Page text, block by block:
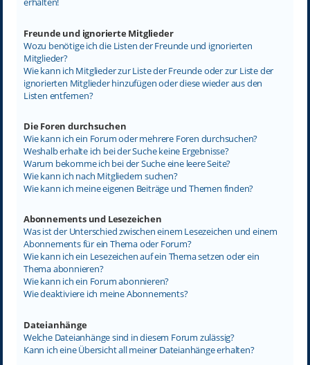
Freunde und ignorierte Mitglieder
Wozu benötige ich die Listen der Freunde und ignorierten
Mitglieder?
Wie kann ich Mitglieder zur Liste der Freunde oder zur Liste der
ignorierten Mitglieder hinzufügen oder diese wieder aus den
Listen entfernen?
Die Foren durchsuchen
Wie kann ich ein Forum oder mehrere Foren durchsuchen?
Weshalb erhalte ich bei der Suche keine Ergebnisse?
Warum bekomme ich bei der Suche eine leere Seite?
Wie kann ich nach Mitgliedern suchen?
Wie kann ich meine eigenen Beiträge und Themen finden?
Abonnements und Lesezeichen
Was ist der Unterschied zwischen einem Lesezeichen und einem
Abonnements für ein Thema oder Forum?
Wie kann ich ein Lesezeichen auf ein Thema setzen oder ein
Thema abonnieren?
Wie kann ich ein Forum abonnieren?
Wie deaktiviere ich meine Abonnements?
Dateianhänge
Welche Dateianhänge sind in diesem Forum zulässig?
Kann ich eine Übersicht all meiner Dateianhänge erhalten?